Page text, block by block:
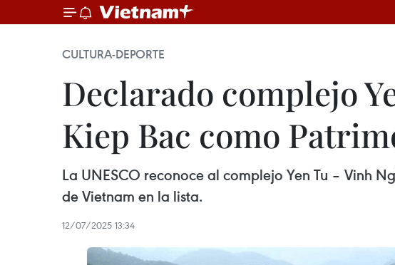
CULTURA-DEPORTE
Declarado complejo
Kiep Bac como
La UNESCO reconoce al complejo Yen Tu – Vinh
de Vietnam en la lista.
12/07/2025 13:34